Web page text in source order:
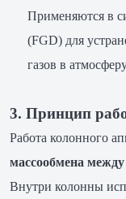
Применяются в
(FGD) для
газов в
3. Принцип
Работа колонного
массообмена
Внутри колонны